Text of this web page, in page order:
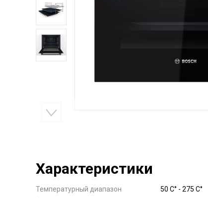
Характеристики
Температурный диапазон
50 C° - 275 C°